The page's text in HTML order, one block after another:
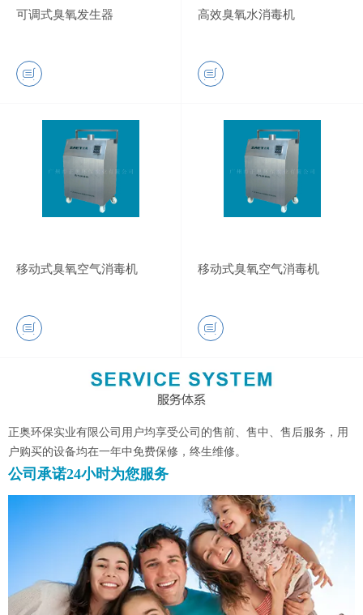
可调式臭氧发生器 高效臭氧水消毒机
移动式臭氧空气消毒机 移动式臭氧空气消毒机
正奥环保实业有限公司用户均享受公司的售前、售中、售后服务，用
户购买的设备均在一年中免费保修，终生维修。
公司承诺24小时为您服务